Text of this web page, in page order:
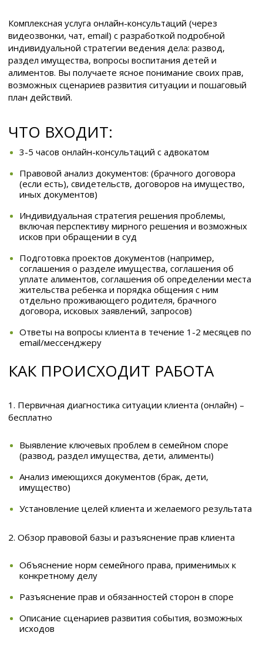
Комплексная услуга онлайн-консультаций (через
видеозвонки, чат, email) с разработкой подробной
индивидуальной стратегии ведения дела: развод,
раздел имущества, вопросы воспитания детей и
алиментов. Вы получаете ясное понимание своих прав,
возможных сценариев развития ситуации и пошаговый
план действий.
ЧТО ВХОДИТ:
3-5 часов онлайн-консультаций с адвокатом
Правовой анализ документов: (брачного договора
(если есть), свидетельств, договоров на имущество,
иных документов)
Индивидуальная стратегия решения проблемы,
включая перспективу мирного решения и возможных
исков при обращении в суд
Подготовка проектов документов (например,
соглашения о разделе имущества, соглашения об
уплате алиментов, соглашения об определении места
жительства ребенка и порядка общения с ним
отдельно проживающего родителя, брачного
договора, исковых заявлений, запросов)
Ответы на вопросы клиента в течение 1-2 месяцев по
email/мессенджеру
КАК ПРОИСХОДИТ РАБОТА
1. Первичная диагностика ситуации клиента (онлайн) –
бесплатно
Выявление ключевых проблем в семейном споре
(развод, раздел имущества, дети, алименты)
Анализ имеющихся документов (брак, дети,
имущество)
Установление целей клиента и желаемого результата
2. Обзор правовой базы и разъяснение прав клиента
Объяснение норм семейного права, применимых к
конкретному делу
Разъяснение прав и обязанностей сторон в споре
Описание сценариев развития события, возможных
исходов